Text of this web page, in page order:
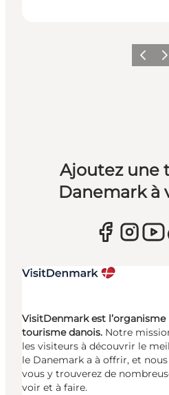
Ajoutez une
Danemark à
VisitDenmark est
tourisme danois. Notre
les visiteurs à découvrir le
le Danemark a à offrir, et
vous y trouverez de
voir et à faire.